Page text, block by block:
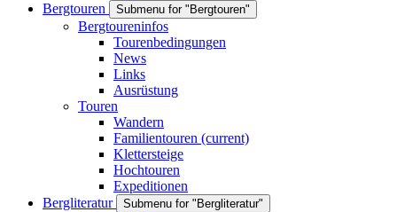
Bergtouren
Submenu for "Bergtouren"
Bergtoureninfos
Tourenbedingungen
News
Links
Ausrüstung
Touren
Wandern
Familientouren (current)
Klettersteige
Hochtouren
Expeditionen
Bergliteratur
Submenu for "Bergliteratur"